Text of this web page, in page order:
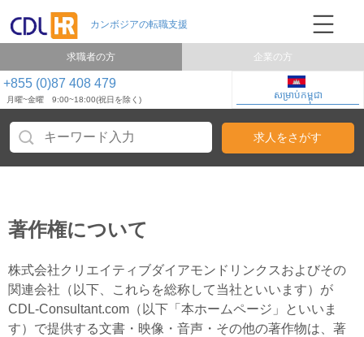
+855 (0)87 408 479
月曜~金曜 9:00~18:00(祝日を除く) សម្រាប់កម្ពុជា
求職者の方 企業の方
著作権について
株式会社クリエイティブダイアモンドリンクスおよびその
関連会社（以下、これらを総称して当社といいます）が
CDL-Consultant.com（以下「本ホームページ」といいま
す）で提供する文書・映像・音声・その他の著作物は、著